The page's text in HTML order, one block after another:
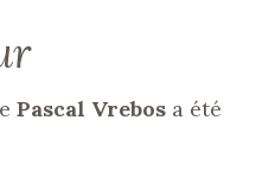
Pascal Vrebos a été